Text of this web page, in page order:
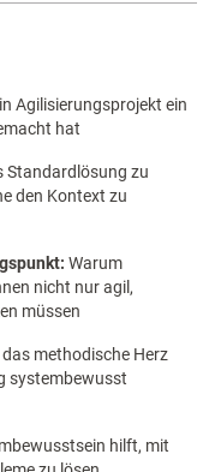
Agilisierungsprojekt ein
hat
Standardlösung zu
den Kontext zu
Warum
nicht nur agil,
müssen
methodische Herz
systembewusst
hilft, mit